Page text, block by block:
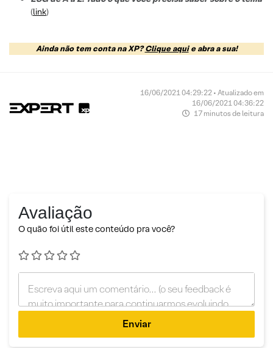
(link)
Ainda não tem conta na XP?Clique aquie abra a sua!
16/06/2021 04:29:22 • Atualizado em
16/06/2021 04:36:22
17 minutos de leitura
Avaliação
O quão foi útil este conteúdo pra você?
Enviar